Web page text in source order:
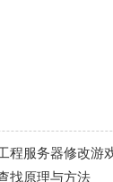
程服务器修改游
找原理与方法